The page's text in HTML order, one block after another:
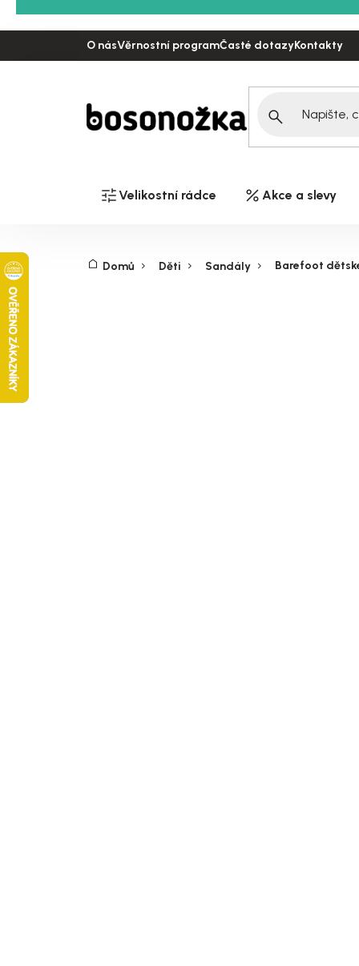
na
O násVěrnostní programČasté dotazyKontakty
Velikostní rádce Akce a slevy
Domů Děti Sandály Barefoot